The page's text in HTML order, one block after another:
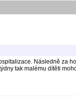
Následně za
tak malému dítěti